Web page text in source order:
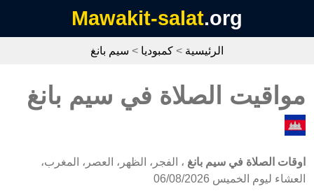
Mawakit-salat.org
الرئيسية > كمبوديا > سيم بانغ
مواقيت الصلاة في سيم بانغ
اوقات الصلاة في سيم بانغ ، الفجر، الظهر، العصر، المغرب،
العشاء ليوم الخميس 06/08/2026